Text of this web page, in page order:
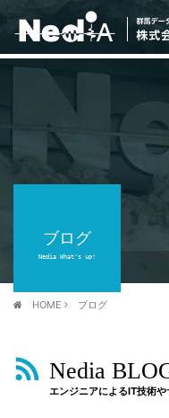
ブログ
Nedia What's up!
HOME ブログ
Nedia
エンジニアによるIT技術